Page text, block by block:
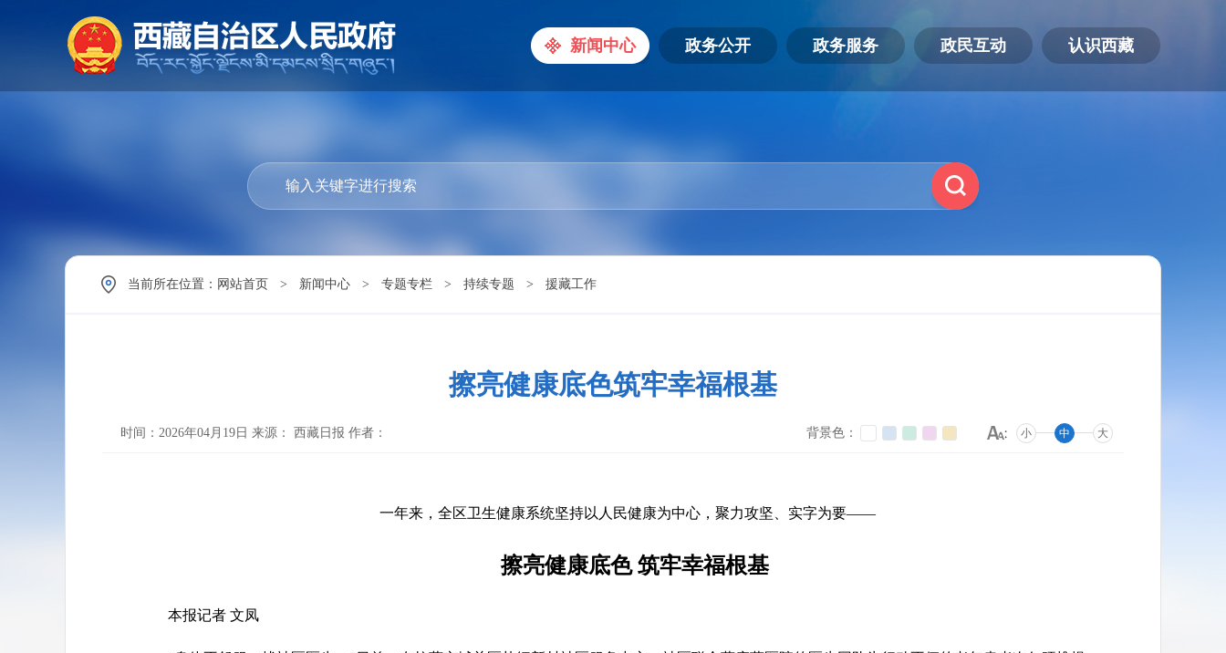
新闻中心 政务公开 政务服务 政民互动 认识西藏
当前所在位置： 网站首页 > 新闻中心 > 专题专栏 > 持续专题 > 援藏工作
擦亮健康底色筑牢幸福根基
时间：2026年04月19日 来源： 西藏日报 作者： 背景色： 小 中 大
一年来，全区卫生健康系统坚持以人民健康为中心，聚力攻坚、实字为要——
擦亮健康底色 筑牢幸福根基
本报记者 文凤